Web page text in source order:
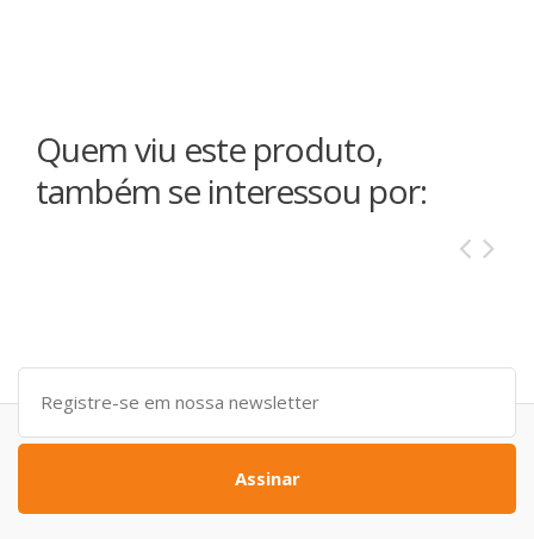
Quem viu este produto,
também se interessou por:
Assinar